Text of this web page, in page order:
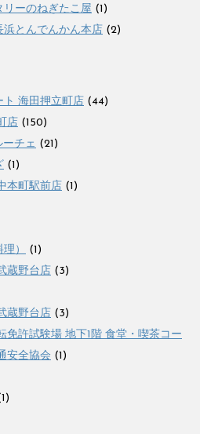
リーのねぎたこ屋 (1)
浜とんでんかん本店 (2)
ト 海田押立町店 (44)
店 (150)
チェ (21)
(1)
本町駅前店 (1)
）
(1)
蔵野台店 (3)
蔵野台店 (3)
免許試験場 地下1階 食堂・喫茶コー
安全協会 (1)